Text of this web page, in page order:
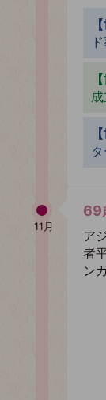
11月
69
ア
者
ン